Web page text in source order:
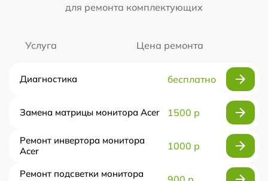
для ремонта комплектующих
Услуга Цена ремонта
Диагностика бесплатно
Замена матрицы монитора Acer 1500 р
Ремонт инвертора монитора
Acer
1000 р
Ремонт подсветки монитора